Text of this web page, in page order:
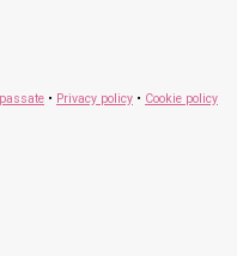
• Privacy policy • Cookie policy